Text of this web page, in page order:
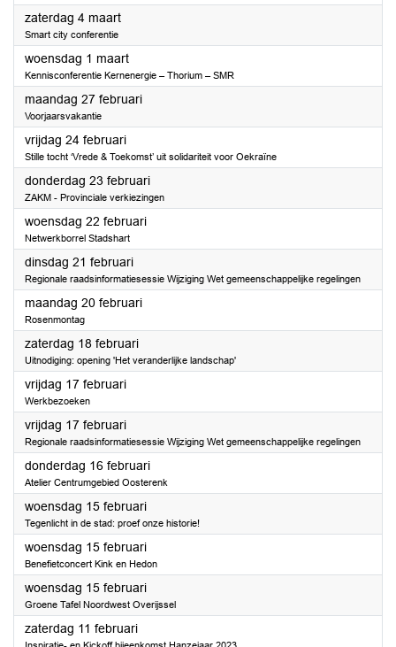
zaterdag 4 maart2023
Smart city conferentie
woensdag 1 maart2023
Kennisconferentie Kernenergie – Thorium – SMR
maandag 27 februari2023
Voorjaarsvakantie
vrijdag 24 februari2023
Stille tocht ‘Vrede & Toekomst’ uit solidariteit voor Oekraïne
donderdag 23 februari2023
ZAKM - Provinciale verkiezingen
woensdag 22 februari2023
Netwerkborrel Stadshart
dinsdag 21 februari2023
Regionale raadsinformatiesessie Wijziging Wet gemeenschappelijke regelingen
maandag 20 februari2023
Rosenmontag
zaterdag 18 februari2023
Uitnodiging: opening 'Het veranderlijke landschap'
vrijdag 17 februari2023
Werkbezoeken
vrijdag 17 februari2023
Regionale raadsinformatiesessie Wijziging Wet gemeenschappelijke regelingen
donderdag 16 februari2023
Atelier Centrumgebied Oosterenk
woensdag 15 februari2023
Tegenlicht in de stad: proef onze historie!
woensdag 15 februari2023
Benefietconcert Kink en Hedon
woensdag 15 februari2023
Groene Tafel Noordwest Overijssel
zaterdag 11 februari2023